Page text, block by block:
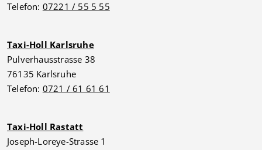
Telefon: 07221 / 55 5 55
Taxi-Holl Karlsruhe
Pulverhausstrasse 38
76135 Karlsruhe
Telefon: 0721 / 61 61 61
Taxi-Holl Rastatt
Joseph-Loreye-Strasse 1